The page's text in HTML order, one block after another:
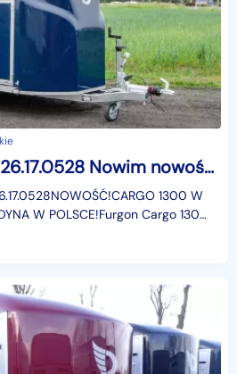
Cheval Liberte G.26.17.0528 Nowim nowość cargo 1300 przyczepa furgon kontener do quadów motocykli kajaków maszyn stolarni sprzętu wodnego Cheval Liberte
1300 W
W POLSCE!Furgon Cargo 1300
do przewozu sprzętu